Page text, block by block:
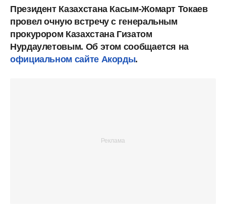
Президент Казахстана Касым-Жомарт Токаев
провел очную встречу с генеральным
прокурором Казахстана Гизатом
Нурдаулетовым. Об этом сообщается на
официальном сайте Акорды.